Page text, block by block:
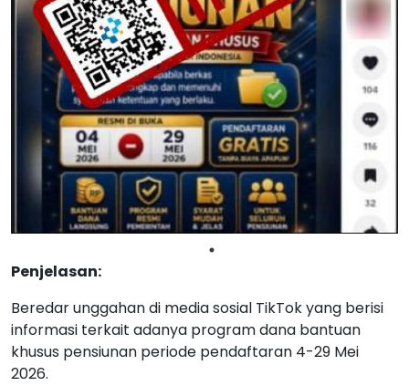
Penjelasan:
Beredar unggahan di media sosial TikTok yang berisi
informasi terkait adanya program dana bantuan
khusus pensiunan periode pendaftaran 4-29 Mei
2026.